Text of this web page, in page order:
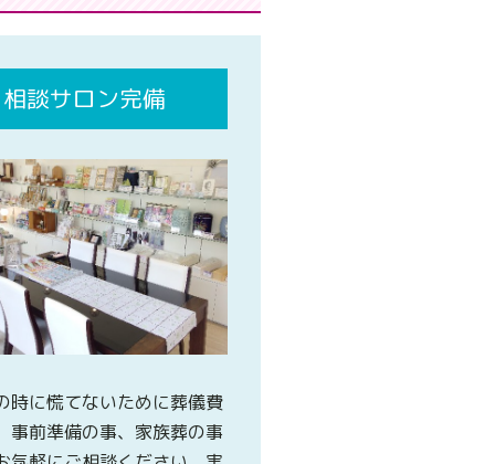
相談サロン完備
時に慌てないために葬儀費
事前準備の事、家族葬の事